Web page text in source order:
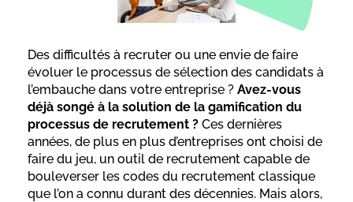
Des difficultés à recruter ou une envie de faire
évoluer le processus de sélection des candidats à
l’embauche dans votre entreprise ? Avez-vous
déjà songé à la solution de la gamification du
processus de recrutement ? Ces dernières
années, de plus en plus d’entreprises ont choisi de
faire du jeu, un outil de recrutement capable de
bouleverser les codes du recrutement classique
que l’on a connu durant des décennies. Mais alors,